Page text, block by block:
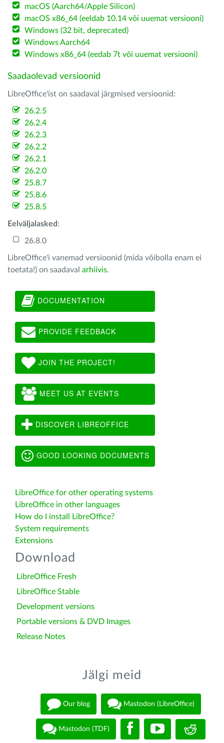
macOS (Aarch64/Apple Silicon)
macOS x86_64 (eeldab 10.14 või uuemat versiooni)
Windows (32 bit, deprecated)
Windows Aarch64
Windows x86_64 (eedab 7t või uuemat versiooni)
Saadaolevad versioonid
LibreOffice'ist on saadaval järgmised versioonid:
26.2.5
26.2.4
26.2.3
26.2.2
26.2.1
26.2.0
25.8.7
25.8.6
25.8.5
Eelväljalasked :
26.8.0
LibreOffice'i vanemad versioonid (mida võibolla enam ei
toetata!) on saadaval arhiivis.
DOCUMENTATION
PROVIDE FEEDBACK
JOIN THE PROJECT!
MEET US AT EVENTS
DISCOVER LIBREOFFICE
GOOD LOOKING DOCUMENTS
LibreOffice for other operating systems
LibreOffice in other languages
How do I install LibreOffice?
System requirements
Extensions
Download
LibreOffice Fresh
LibreOffice Stable
Development versions
Portable versions & DVD Images
Release Notes
Jälgi meid
Our blog Mastodon (LibreOffice)
Mastodon (TDF)